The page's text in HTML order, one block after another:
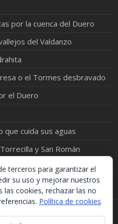
por la cuenca del Duero
del Valdanzo
o el Tormes desbravado
el Duero
que cuida sus aguas
y San Román
en una foto!
puedes cogerlo, lo único
terceros para garantizar el
su uso y mejorar nuestros
las cookies, rechazar las no
Política de cookies